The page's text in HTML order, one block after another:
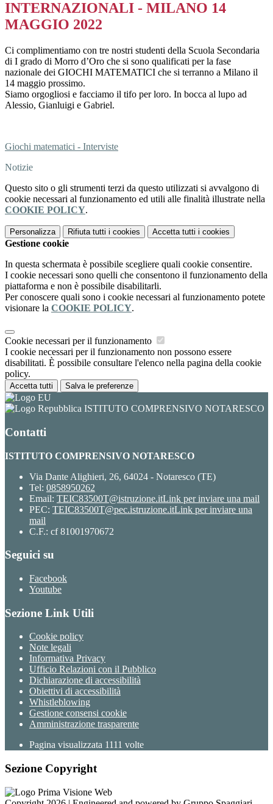
INTERNAZIONALI - MILANO 14
MAGGIO 2022
Ci complimentiamo con tre nostri studenti della Scuola Secondaria
di I grado di Morro d’Oro che si sono qualificati per la fase
nazionale dei GIOCHI MATEMATICI che si terranno a Milano il
14 maggio prossimo.
Siamo orgogliosi e facciamo il tifo per loro. In bocca al lupo ad
Alessio, Gianluigi e Gabriel.
Giochi matematici - Interviste
Notizie
Questo sito o gli strumenti terzi da questo utilizzati si avvalgono di
cookie necessari al funzionamento ed utili alle finalità illustrate nella
COOKIE POLICY.
Personalizza Rifiuta tutti i cookies Accetta tutti i cookies
Gestione cookie
In questa schermata è possibile scegliere quali cookie consentire.
I cookie necessari sono quelli che consentono il funzionamento della
piattaforma e non è possibile disabilitarli.
Per conoscere quali sono i cookie necessari al funzionamento potete
visionare la COOKIE POLICY.
Cookie necessari per il funzionamento
I cookie necessari per il funzionamento non possono essere
disabilitati. È possibile consultare l'elenco nella pagina della cookie
policy.
Accetta tutti Salva le preferenze
ISTITUTO COMPRENSIVO NOTARESCO
Contatti
ISTITUTO COMPRENSIVO NOTARESCO
Via Dante Alighieri, 26, 64024 - Notaresco (TE)
Tel: 0858950262
Email: TEIC83500T@istruzione.itLink per inviare una mail
PEC: TEIC83500T@pec.istruzione.itLink per inviare una
mail
C.F.: cf 81001970672
Seguici su
Facebook
Youtube
Sezione Link Utili
Cookie policy
Note legali
Informativa Privacy
Ufficio Relazioni con il Pubblico
Dichiarazione di accessibilità
Obiettivi di accessibilità
Whistleblowing
Gestione consensi cookie
Amministrazione trasparente
Pagina visualizzata 1111 volte
Sezione Copyright